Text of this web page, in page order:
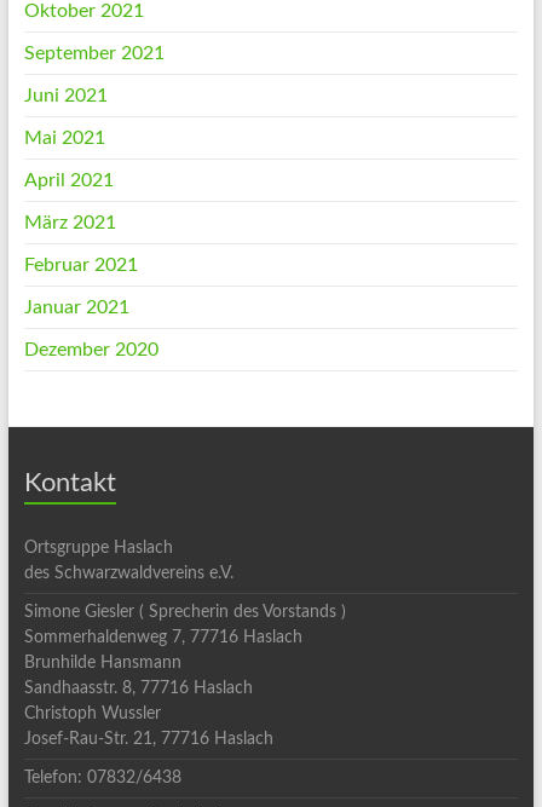
Oktober 2021
September 2021
Juni 2021
Mai 2021
April 2021
März 2021
Februar 2021
Januar 2021
Dezember 2020
Kontakt
Ortsgruppe Haslach
des Schwarzwaldvereins e.V.
Simone Giesler ( Sprecherin des Vorstands )
Sommerhaldenweg 7, 77716 Haslach
Brunhilde Hansmann
Sandhaasstr. 8, 77716 Haslach
Christoph Wussler
Josef-Rau-Str. 21, 77716 Haslach
Telefon: 07832/6438